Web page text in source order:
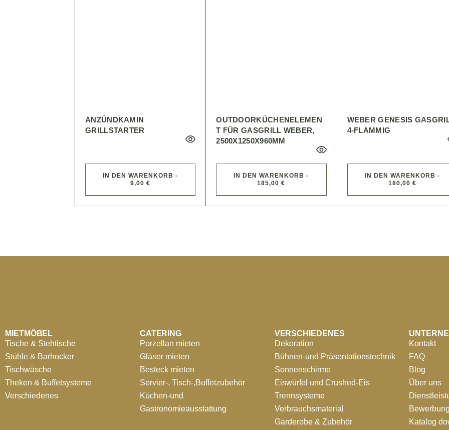
ANZÜNDKAMIN
GRILLSTARTER
IN DEN WARENKORB -
9,00 €
OUTDOORKÜCHENELEMEN
T FÜR GASGRILL WEBER,
2500X1250X960MM
IN DEN WARENKORB -
185,00 €
WEBER GENESIS
4-FLAMMIG
IN DEN WARENKORB -
180,00 €
MIETMÖBEL
Tische & Stehtische
Stühle & Barhocker
Tischwäsche
Theken & Buffetsysteme
Verschiedenes
CATERING
Porzellan mieten
Gläser mieten
Besteck mieten
Servier-, Tisch-,Buffetzubehör
Küchen-und
Gastronomieausstattung
VERSCHIEDENES
Dekoration
Bühnen-und Präsentationstechnik
Sonnenschirme
Eiswürfel und Crushed-Eis
Trennsysteme
Verbrauchsmaterial
Garderobe & Zubehör
Kontakt
FAQ
Blog
Über uns
Katalog